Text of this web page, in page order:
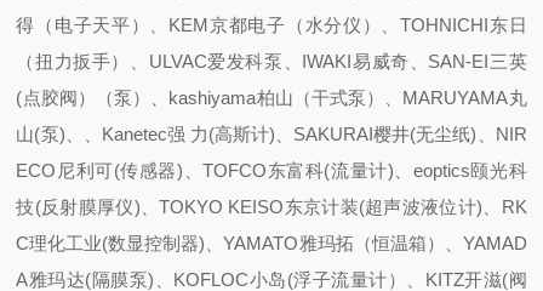
得（电子天平）、KEM京都电子（水分仪）、TOHNICHI东日
（扭力扳手）、ULVAC爱发科泵、IWAKI易威奇、SAN-EI三英
(点胶阀）（泵）、kashiyama柏山（干式泵）、MARUYAMA丸
山(泵)、、Kanetec强 力(高斯计)、SAKURAI樱井(无尘纸)、NIR
ECO尼利可(传感器)、TOFCO东富科(流量计)、eoptics颐光科
技(反射膜厚仪)、TOKYO KEISO东京计装(超声波液位计)、RK
C理化工业(数显控制器)、YAMATO雅玛拓（恒温箱）、YAMAD
A雅玛达(隔膜泵)、KOFLOC小岛(浮子流量计）、KITZ开滋(阀